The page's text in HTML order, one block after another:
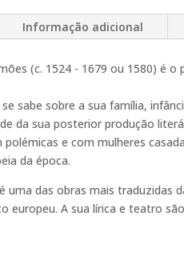
Informação adicional
(c. 1524 - 1679 ou 1580) é
sabe sobre a sua família,
da sua posterior produção
polémicas e com mulheres
da época.
uma das obras mais
europeu. A sua lírica e teatro